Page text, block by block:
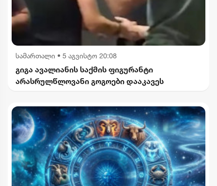
სამართალი • 5 აგვისტო 20:08
გიგა ავალიანის საქმის ფიგურანტი
არასრულწლოვანი გოგოები დააკავეს